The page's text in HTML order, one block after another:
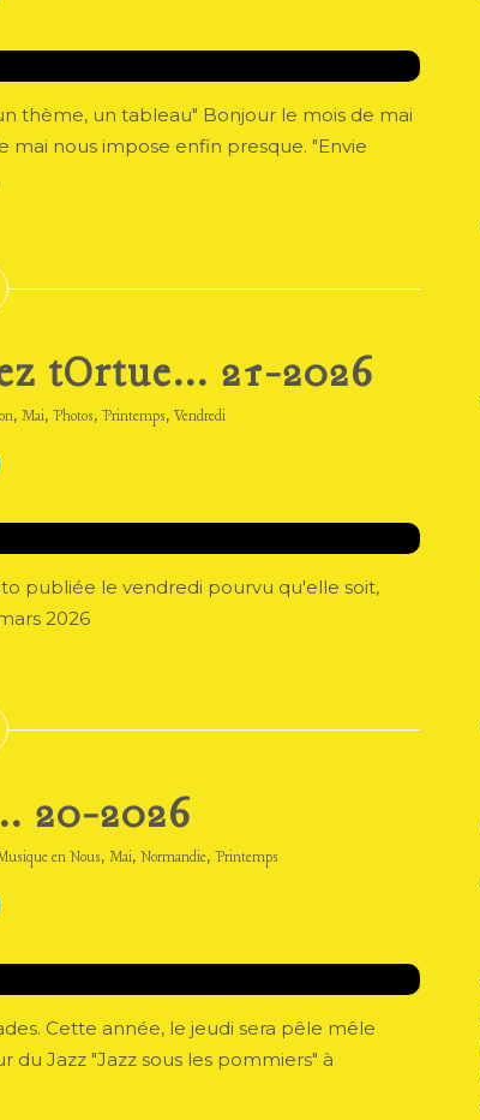
thème, un tableau" Bonjour le mois de mai
nous impose enfin presque. "Envie
tOrtue... 21-2026
, Mai, Photos, Printemps, Vendredi
publiée le vendredi pourvu qu'elle soit,
2026
20-2026
en Nous, Mai, Normandie, Printemps
Cette année, le jeudi sera pêle mêle
du Jazz "Jazz sous les pommiers" à